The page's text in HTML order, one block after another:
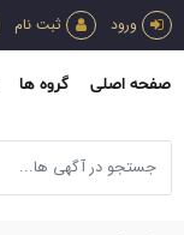
ورود ثبت نام
صفحه اصلی گروه ها